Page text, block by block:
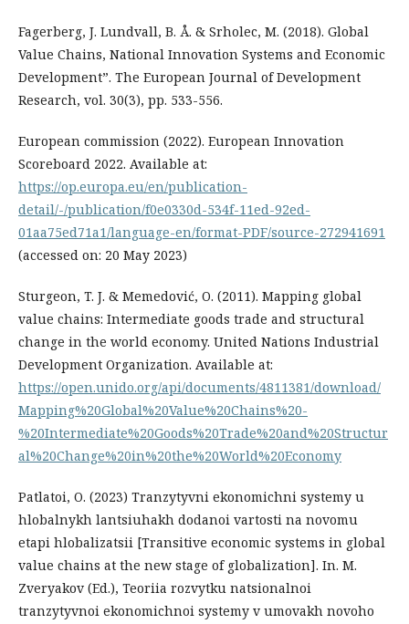
Fagerberg, J. Lundvall, B. Å. & Srholec, M. (2018). Global
Value Chains, National Innovation Systems and Economic
Development”. The European Journal of Development
Research, vol. 30(3), pp. 533-556.
European commission (2022). European Innovation
Scoreboard 2022. Available at:
https://op.europa.eu/en/publication-
detail/-/publication/f0e0330d-534f-11ed-92ed-
01aa75ed71a1/language-en/format-PDF/source-272941691
(accessed on: 20 May 2023)
Sturgeon, T. J. & Memedović, O. (2011). Mapping global
value chains: Intermediate goods trade and structural
change in the world economy. United Nations Industrial
Development Organization. Available at:
https://open.unido.org/api/documents/4811381/download/
Mapping%20Global%20Value%20Chains%20-
%20Intermediate%20Goods%20Trade%20and%20Structur
al%20Change%20in%20the%20World%20Economy
Patlatoi, O. (2023) Tranzytyvni ekonomichni systemy u
hlobalnykh lantsiuhakh dodanoi vartosti na novomu
etapi hlobalizatsii [Transitive economic systems in global
value chains at the new stage of globalization]. In. M.
Zveryakov (Ed.), Teoriia rozvytku natsionalnoi
tranzytyvnoi ekonomichnoi systemy v umovakh novoho